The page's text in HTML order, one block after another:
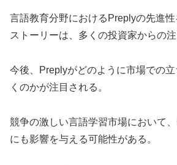
言語教育分野におけるPreplyの先進
ストーリーは、多くの投資家からの注
今後、Preplyがどのように市場での
くのかが注目される。
競争の激しい言語学習市場において
にも影響を与える可能性がある。